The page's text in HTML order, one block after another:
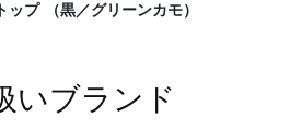
（黒／グリーンカモ）
いブランド